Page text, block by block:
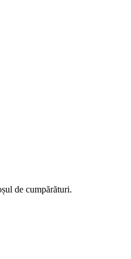
de cumpărături.